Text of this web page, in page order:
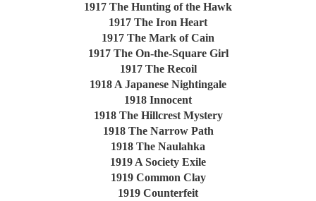
1917 The Hunting of the Hawk
1917 The Iron Heart
1917 The Mark of Cain
1917 The On-the-Square Girl
1917 The Recoil
1918 A Japanese Nightingale
1918 Innocent
1918 The Hillcrest Mystery
1918 The Narrow Path
1918 The Naulahka
1919 A Society Exile
1919 Common Clay
1919 Counterfeit